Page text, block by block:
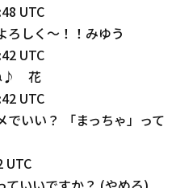
UTC
ろしく〜！！みゆう
UTC
♪ 花
UTC
でいい？ 「まっちゃ」って
UTC